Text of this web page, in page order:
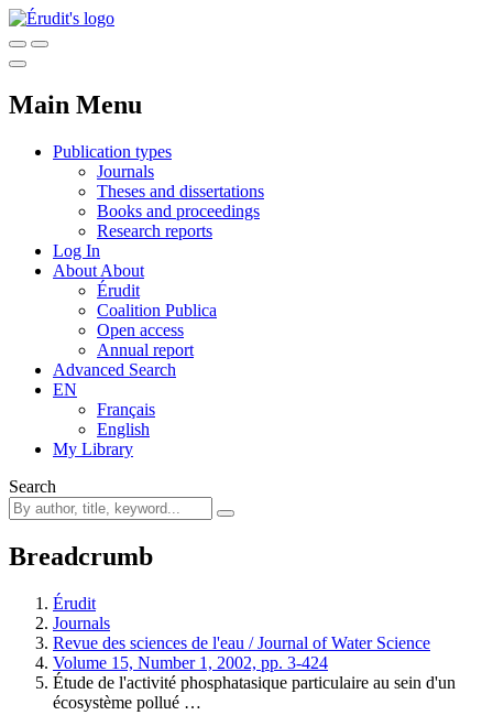
Main Menu
Publication types
Journals
Theses and dissertations
Books and proceedings
Research reports
Log In
About About
Érudit
Coalition Publica
Open access
Annual report
Advanced Search
EN
Français
English
My Library
Search
Breadcrumb
Érudit
Journals
Revue des sciences de l'eau / Journal of Water Science
Volume 15, Number 1, 2002, pp. 3-424
Étude de l'activité phosphatasique particulaire au sein d'un
écosystème pollué …